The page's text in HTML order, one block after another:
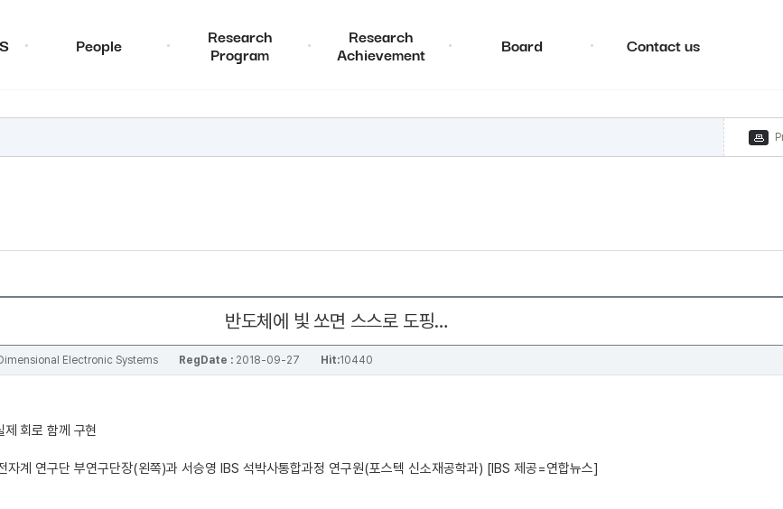
People Research
Program
Research
Achievement Board Contact us
반도체에 빛 쏘면 스스로 도핑…
Electronic Systems RegDate : 2018-09-27 Hit:10440
회로 함께 구현
자계 연구단 부연구단장(왼쪽)과 서승영 IBS 석박사통합과정 연구원(포스텍 신소재공학과) [IBS 제공=연합뉴스]